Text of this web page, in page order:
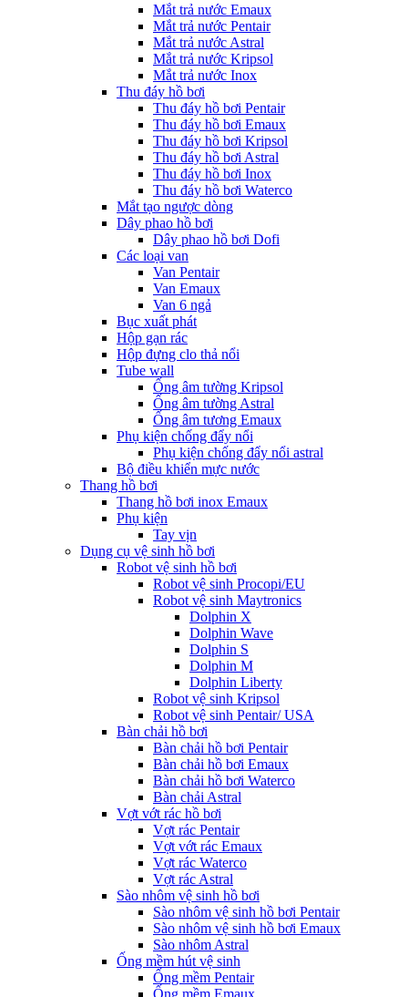
Mắt trả nước Emaux
Mắt trả nước Pentair
Mắt trả nước Astral
Mắt trả nước Kripsol
Mắt trả nước Inox
Thu đáy hồ bơi
Thu đáy hồ bơi Pentair
Thu đáy hồ bơi Emaux
Thu đáy hồ bơi Kripsol
Thu đáy hồ bơi Astral
Thu đáy hồ bơi Inox
Thu đáy hồ bơi Waterco
Mắt tạo ngược dòng
Dây phao hồ bơi
Dây phao hồ bơi Dofi
Các loại van
Van Pentair
Van Emaux
Van 6 ngả
Bục xuất phát
Hộp gạn rác
Hộp đựng clo thả nổi
Tube wall
Ống âm tường Kripsol
Ống âm tường Astral
Ống âm tương Emaux
Phụ kiện chống đẩy nổi
Phụ kiện chống đẩy nổi astral
Bộ điều khiển mực nước
Thang hồ bơi
Thang hồ bơi inox Emaux
Phụ kiện
Tay vịn
Dụng cụ vệ sinh hồ bơi
Robot vệ sinh hồ bơi
Robot vệ sinh Procopi/EU
Robot vệ sinh Maytronics
Dolphin X
Dolphin Wave
Dolphin S
Dolphin M
Dolphin Liberty
Robot vệ sinh Kripsol
Robot vệ sinh Pentair/ USA
Bàn chải hồ bơi
Bàn chải hồ bơi Pentair
Bàn chải hồ bơi Emaux
Bàn chải hồ bơi Waterco
Bàn chải Astral
Vợt vớt rác hồ bơi
Vợt rác Pentair
Vợt vớt rác Emaux
Vợt rác Waterco
Vợt rác Astral
Sào nhôm vệ sinh hồ bơi
Sào nhôm vệ sinh hồ bơi Pentair
Sào nhôm vệ sinh hồ bơi Emaux
Sào nhôm Astral
Ống mềm hút vệ sinh
Ống mềm Pentair
Ống mềm Emaux